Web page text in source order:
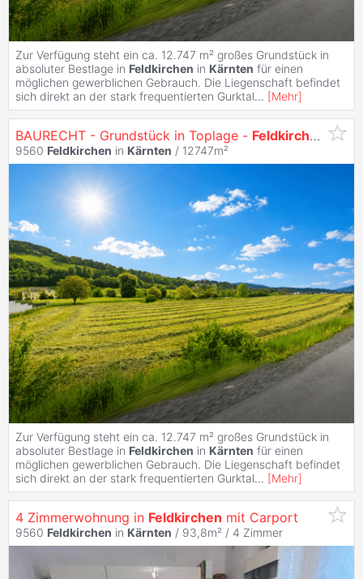
Zur Verfügung steht ein ca. 12.747 m² großes Grundstück in
absoluter Bestlage in Feldkirchen in Kärnten für einen
möglichen gewerblichen Gebrauch. Die Liegenschaft befindet
sich direkt an der stark frequentierten Gurktal... [Mehr]
BAURECHT - Grundstück in Toplage - Feldkirchen
9560 Feldkirchen in Kärnten / 12747m²
Zur Verfügung steht ein ca. 12.747 m² großes Grundstück in
absoluter Bestlage in Feldkirchen in Kärnten für einen
möglichen gewerblichen Gebrauch. Die Liegenschaft befindet
sich direkt an der stark frequentierten Gurktal... [Mehr]
4 Zimmerwohnung in Feldkirchen mit Carport
9560 Feldkirchen in Kärnten / 93,8m² / 4 Zimmer